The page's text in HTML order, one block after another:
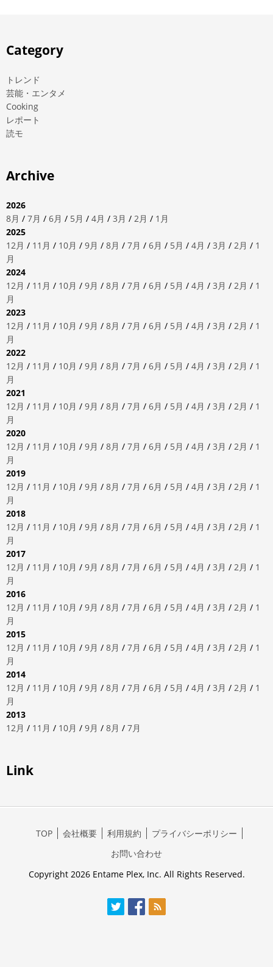
Category
トレンド
芸能・エンタメ
Cooking
レポート
読モ
Archive
2026
8月 / 7月 / 6月 / 5月 / 4月 / 3月 / 2月 / 1月
2025
12月 / 11月 / 10月 / 9月 / 8月 / 7月 / 6月 / 5月 / 4月 / 3月 / 2月 / 1
月
2024
12月 / 11月 / 10月 / 9月 / 8月 / 7月 / 6月 / 5月 / 4月 / 3月 / 2月 / 1
月
2023
12月 / 11月 / 10月 / 9月 / 8月 / 7月 / 6月 / 5月 / 4月 / 3月 / 2月 / 1
月
2022
12月 / 11月 / 10月 / 9月 / 8月 / 7月 / 6月 / 5月 / 4月 / 3月 / 2月 / 1
月
2021
12月 / 11月 / 10月 / 9月 / 8月 / 7月 / 6月 / 5月 / 4月 / 3月 / 2月 / 1
月
2020
12月 / 11月 / 10月 / 9月 / 8月 / 7月 / 6月 / 5月 / 4月 / 3月 / 2月 / 1
月
2019
12月 / 11月 / 10月 / 9月 / 8月 / 7月 / 6月 / 5月 / 4月 / 3月 / 2月 / 1
月
2018
12月 / 11月 / 10月 / 9月 / 8月 / 7月 / 6月 / 5月 / 4月 / 3月 / 2月 / 1
月
2017
12月 / 11月 / 10月 / 9月 / 8月 / 7月 / 6月 / 5月 / 4月 / 3月 / 2月 / 1
月
2016
12月 / 11月 / 10月 / 9月 / 8月 / 7月 / 6月 / 5月 / 4月 / 3月 / 2月 / 1
月
2015
12月 / 11月 / 10月 / 9月 / 8月 / 7月 / 6月 / 5月 / 4月 / 3月 / 2月 / 1
月
2014
12月 / 11月 / 10月 / 9月 / 8月 / 7月 / 6月 / 5月 / 4月 / 3月 / 2月 / 1
月
2013
12月 / 11月 / 10月 / 9月 / 8月 / 7月
Link
TOP 会社概要 利用規約
プライバシーポリシー
お問い合わせ
Copyright 2026 Entame Plex, Inc. All Rights Reserved.